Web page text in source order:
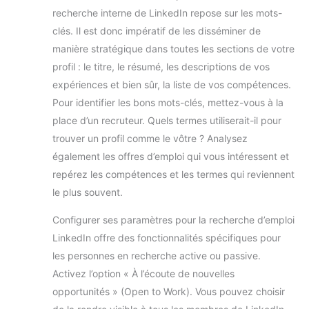
cours en ligne, les
chat de jeu, etc.
recherche interne de LinkedIn repose sur les mots-
clés. Il est donc impératif de les disséminer de
manière stratégique dans toutes les sections de votre
profil : le titre, le résumé, les descriptions de vos
expériences et bien sûr, la liste de vos compétences.
Pour identifier les bons mots-clés, mettez-vous à la
place d’un recruteur. Quels termes utiliserait-il pour
trouver un profil comme le vôtre ? Analysez
également les offres d’emploi qui vous intéressent et
repérez les compétences et les termes qui reviennent
le plus souvent.
Configurer ses paramètres pour la recherche d’emploi
LinkedIn offre des fonctionnalités spécifiques pour
les personnes en recherche active ou passive.
Activez l’option « À l’écoute de nouvelles
opportunités » (Open to Work). Vous pouvez choisir